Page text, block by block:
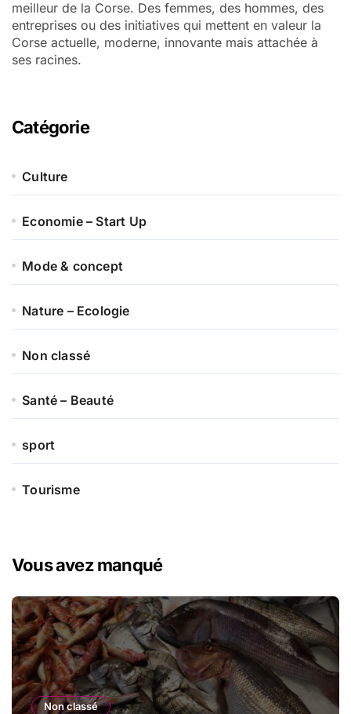
meilleur de la Corse. Des femmes, des hommes, des
entreprises ou des initiatives qui mettent en valeur la
Corse actuelle, moderne, innovante mais attachée à
ses racines.
Catégorie
Culture
Economie – Start Up
Mode & concept
Nature – Ecologie
Non classé
Santé – Beauté
sport
Tourisme
Vous avez manqué
Non classé